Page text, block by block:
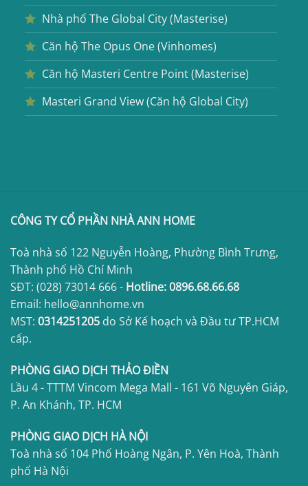
Nhà phố The Global City (Masterise)
Căn hộ The Opus One (Vinhomes)
Căn hộ Masteri Centre Point (Masterise)
Masteri Grand View (Căn hộ Global City)
CÔNG TY CỔ PHẦN NHÀ ANN HOME
Toà nhà số 122 Nguyễn Hoàng, Phường Bình Trưng,
Thành phố Hồ Chí Minh
SĐT: (028) 73014 666- Hotline:0896.68.66.68
Email: hello@annhome.vn
MST: 0314251205 do Sở Kế hoạch và Đầu tư TP.HCM
cấp.
PHÒNG GIAO DỊCH THẢO ĐIỀN
Lầu 4 - TTTM Vincom Mega Mall - 161 Võ Nguyên Giáp,
P. An Khánh, TP. HCM
PHÒNG GIAO DỊCH HÀ NỘI
Toà nhà số 104 Phố Hoàng Ngân, P. Yên Hoà, Thành
phố Hà Nội